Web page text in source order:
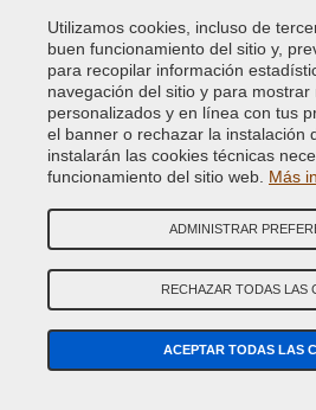
Política de Privacidad - RGPD
Copyright © 2014 - 2026. All
Visitantes En
Credits:E-
SÍguenos en nuestras
Utilizamos cookies, incluso de
buen funcionamiento del sitio y,
para recopilar información
navegación del sitio y para mostrar
personalizados y en línea con tus
el banner o rechazar la instalación
instalarán las cookies técnicas
funcionamiento del sitio web. Más
ADMINISTRAR
RECHAZAR TODAS LAS
ACEPTAR TODAS LAS